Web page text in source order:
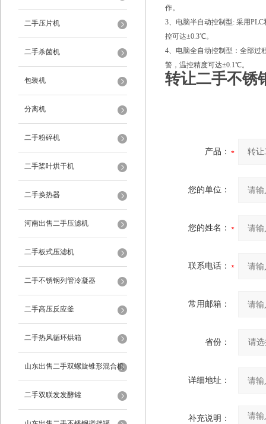
二手压片机
二手杀菌机
包装机
分离机
二手粉碎机
二手桨叶烘干机
二手换热器
河南出售二手压滤机
二手板式压滤机
二手不锈钢列管冷凝器
二手高压反应釜
二手热风循环烘箱
山东出售二手双螺旋锥形混合机
二手双联发发酵罐
作。
3、电脑半自动控制型: 采用
控可达±0.3℃。
4、电脑全自动控制型：全部过
警，温控精度可达±0.1℃。
转让二手不锈
产品：
您的单位：
您的姓名：
联系电话：
常用邮箱：
省份：
详细地址：
补充说明：